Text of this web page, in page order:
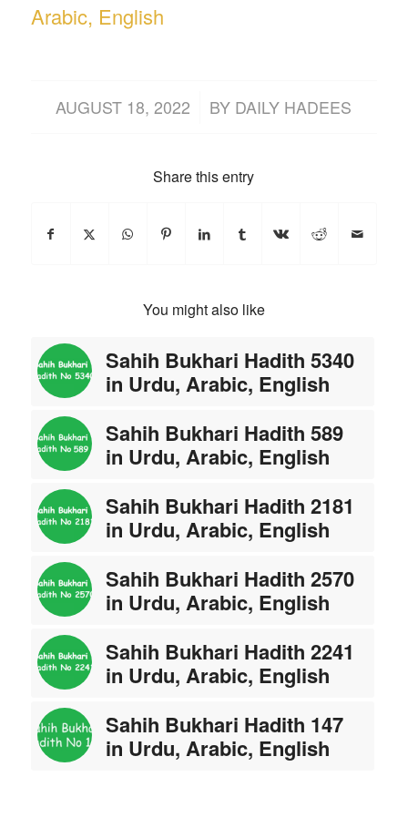
Arabic, English
AUGUST 18, 2022
/ BY DAILY HADEES
Share this entry
You might also like
Sahih Bukhari Hadith 5340
in Urdu, Arabic, English
Sahih Bukhari Hadith 589
in Urdu, Arabic, English
Sahih Bukhari Hadith 2181
in Urdu, Arabic, English
Sahih Bukhari Hadith 2570
in Urdu, Arabic, English
Sahih Bukhari Hadith 2241
in Urdu, Arabic, English
Sahih Bukhari Hadith 147
in Urdu, Arabic, English